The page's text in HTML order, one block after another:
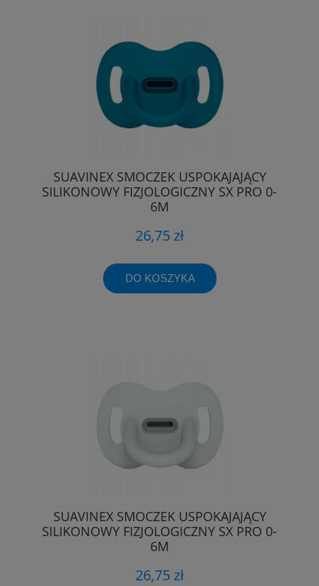
SUAVINEX SMOCZEK USPOKAJAJĄCY
SILIKONOWY FIZJOLOGICZNY SX PRO 0-
6M
26,75 zł
DO KOSZYKA
SUAVINEX SMOCZEK USPOKAJAJĄCY
SILIKONOWY FIZJOLOGICZNY SX PRO 0-
6M
26,75 zł